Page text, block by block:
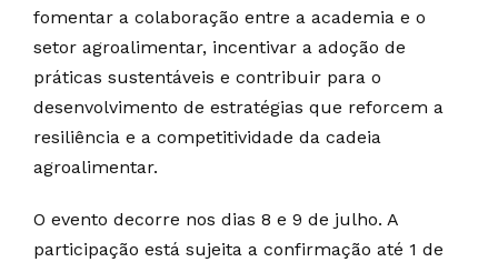
fomentar a colaboração entre a academia e o
setor agroalimentar, incentivar a adoção de
práticas sustentáveis e contribuir para o
desenvolvimento de estratégias que reforcem a
resiliência e a competitividade da cadeia
agroalimentar.
O evento decorre nos dias 8 e 9 de julho. A
participação está sujeita a confirmação até 1 de